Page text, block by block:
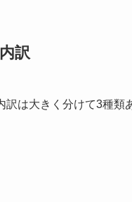
訳
は大きく分けて3種類